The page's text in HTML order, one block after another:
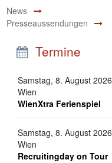
News
Presseaussendungen
Termine
Samstag, 8. August 2026
Wien
WienXtra Ferienspiel
Samstag, 8. August 2026
Wien
Recruitingday on Tour